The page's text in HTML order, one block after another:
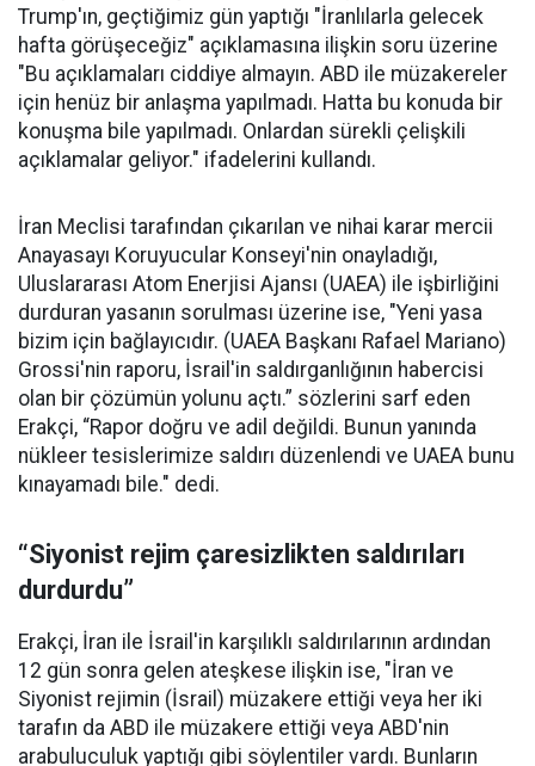
Trump'ın, geçtiğimiz gün yaptığı "İranlılarla gelecek
hafta görüşeceğiz" açıklamasına ilişkin soru üzerine
"Bu açıklamaları ciddiye almayın. ABD ile müzakereler
için henüz bir anlaşma yapılmadı. Hatta bu konuda bir
konuşma bile yapılmadı. Onlardan sürekli çelişkili
açıklamalar geliyor." ifadelerini kullandı.
İran Meclisi tarafından çıkarılan ve nihai karar mercii
Anayasayı Koruyucular Konseyi'nin onayladığı,
Uluslararası Atom Enerjisi Ajansı (UAEA) ile işbirliğini
durduran yasanın sorulması üzerine ise, "Yeni yasa
bizim için bağlayıcıdır. (UAEA Başkanı Rafael Mariano)
Grossi'nin raporu, İsrail'in saldırganlığının habercisi
olan bir çözümün yolunu açtı.” sözlerini sarf eden
Erakçi, “Rapor doğru ve adil değildi. Bunun yanında
nükleer tesislerimize saldırı düzenlendi ve UAEA bunu
kınayamadı bile." dedi.
“Siyonist rejim çaresizlikten saldırıları
durdurdu”
Erakçi, İran ile İsrail'in karşılıklı saldırılarının ardından
12 gün sonra gelen ateşkese ilişkin ise, "İran ve
Siyonist rejimin (İsrail) müzakere ettiği veya her iki
tarafın da ABD ile müzakere ettiği veya ABD'nin
arabuluculuk yaptığı gibi söylentiler vardı. Bunların